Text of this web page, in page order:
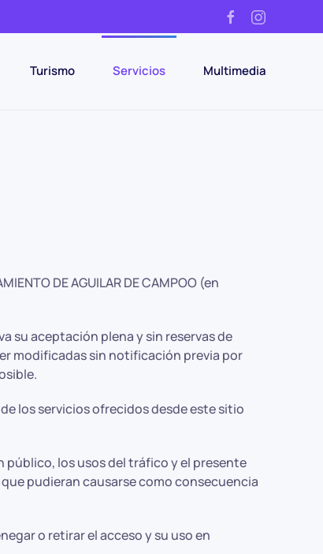
Turismo Servicios Multimedia
DE AGUILAR DE CAMPOO (en
su aceptación plena y sin reservas de
modificadas sin notificación previa por
los servicios ofrecidos desde este sitio
público, los usos del tráfico y el presente
que pudieran causarse como consecuencia
o retirar el acceso y su uso en